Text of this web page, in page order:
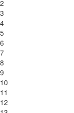
2
3
4
5
6
7
8
9
10
11
12